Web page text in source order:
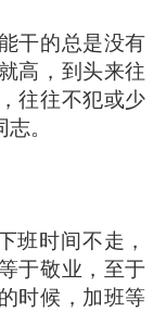
干的总是没有
高，到头来往
往往不犯或少
。
时间不走，
于敬业，至于
时候，加班等